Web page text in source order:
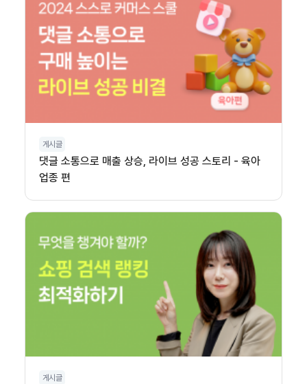
게시글
댓글 소통으로 매출 상승, 라이브 성공 스토리 - 육아
업종 편
게시글